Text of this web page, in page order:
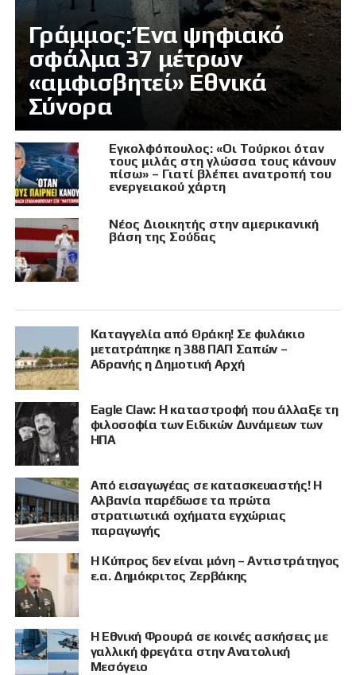
Γράμμος: Ένα ψηφιακό
σφάλμα 37 μέτρων
«αμφισβητεί» Εθνικά
Σύνορα
Εγκολφόπουλος: «Οι Τούρκοι όταν
τους μιλάς στη γλώσσα τους κάνουν
πίσω» – Γιατί βλέπει ανατροπή του
ενεργειακού χάρτη
Νέος Διοικητής στην αμερικανική
βάση της Σούδας
Καταγγελία από Θράκη! Σε φυλάκιο
μετατράπηκε η 388 ΠΑΠ Σαπών –
Αδρανής η Δημοτική Αρχή
Eagle Claw: Η καταστροφή που άλλαξε τη
φιλοσοφία των Ειδικών Δυνάμεων των
ΗΠΑ
Από εισαγωγέας σε κατασκευαστής! Η
Αλβανία παρέδωσε τα πρώτα
στρατιωτικά οχήματα εγχώριας
παραγωγής
Η Κύπρος δεν είναι μόνη – Αντιστράτηγος
ε.α. Δημόκριτος Ζερβάκης
Η Εθνική Φρουρά σε κοινές ασκήσεις με
γαλλική φρεγάτα στην Ανατολική
Μεσόγειο